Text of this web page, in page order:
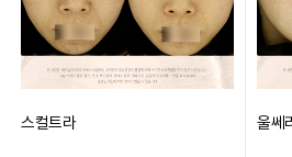
스컬트라 울쎄